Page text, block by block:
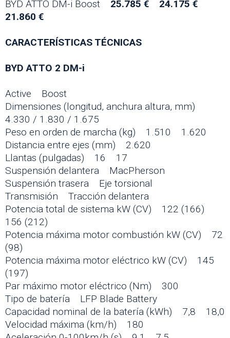
BYD ATTO DM-i Boost
25.785 € 24.175 €
21.860 €
CARACTERÍSTICAS TÉCNICAS
BYD ATTO 2 DM-i
Active Boost
Dimensiones (longitud, anchura altura, mm)
4.330 / 1.830 / 1.675
Peso en orden de marcha (kg) 1.510 1.620
Distancia entre ejes (mm) 2.620
Llantas (pulgadas) 16 17
Suspensión delantera MacPherson
Suspensión trasera Eje torsional
Transmisión Tracción delantera
Potencia total de sistema kW (CV) 122 (166)
156 (212)
Potencia máxima motor combustión kW (CV) 72
(98)
Potencia máxima motor eléctrico kW (CV) 145
(197)
Par máximo motor eléctrico (Nm) 300
Tipo de batería LFP Blade Battery
Capacidad nominal de la batería (kWh) 7,8 18,0
Velocidad máxima (km/h) 180